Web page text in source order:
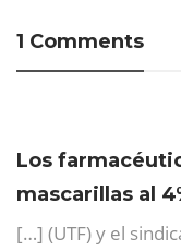
1 Comments
Los
mascarillas al
[…] (UTF) y el